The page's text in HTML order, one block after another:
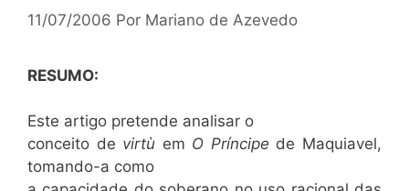
11/07/2006 Por Mariano de Azevedo
RESUMO:
Este artigo pretende analisar o
conceito de virtù em O Príncipe de Maquiavel,
tomando-a como